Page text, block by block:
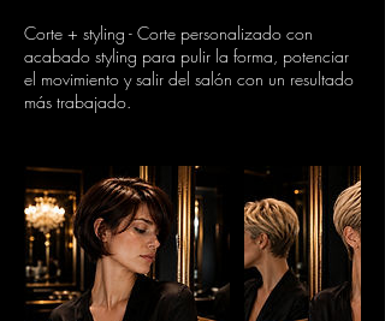
Corte + styling - Corte personalizado con
acabado styling para pulir la forma, potenciar
el movimiento y salir del salón con un resultado
más trabajado.